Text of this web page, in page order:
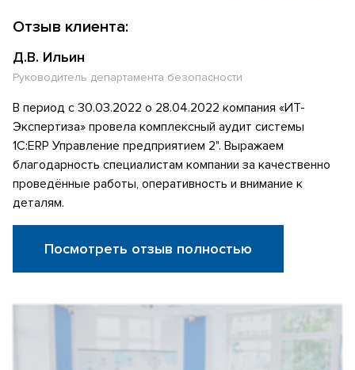
Отзыв клиента:
Д.В. Ильин
Руководитель департамента безопасности
В период с 30.03.2022 о 28.04.2022 компания «ИТ-
Экспертиза» провела комплексный аудит системы
1С:ERP Управление предприятием 2". Выражаем
благодарность специалистам компании за качественно
проведённые работы, оперативность и внимание к
деталям.
Посмотреть отзыв полностью